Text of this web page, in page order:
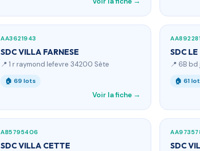
AA3621943
SDC VILLA FARNESE
📍 1 r raymond lefevre 34200 Sète
🏠 69 lots
Voir la fiche →
SDC
📍 6B
🏠 61
AB5795406
SDC VILLA CETTE SDC